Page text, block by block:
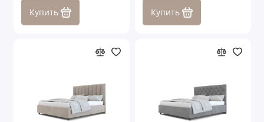
Купить Купить